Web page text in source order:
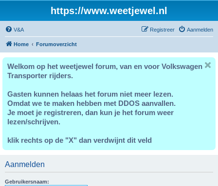
https://www.weetjewel.nl
V&A Aanmelden
Registreer
Home Forumoverzicht
Welkom op het weetjewel forum, van en voor Volkswagen
Transporter rijders.
Gasten kunnen helaas het forum niet meer lezen.
Omdat we te maken hebben met DDOS aanvallen.
Je moet je registreren, dan kun je het forum weer
lezen/schrijven.
klik rechts op de "X" dan verdwijnt dit veld
Aanmelden
Gebruikersnaam: